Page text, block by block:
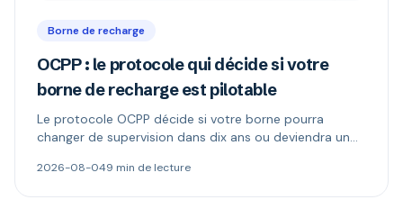
Borne de recharge
OCPP : le protocole qui décide si votre
borne de recharge est pilotable
Le protocole OCPP décide si votre borne pourra
changer de supervision dans dix ans ou deviendra un
versions 1.6 et 2.0.1, et comment repérer une borne «
2026-08-049 min de lecture